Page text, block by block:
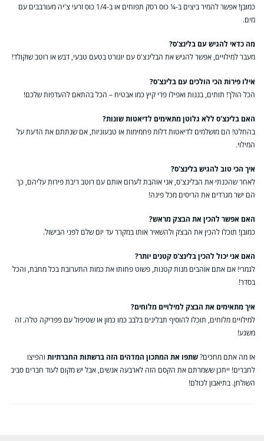
כמובן! אפשר להמיר ביצים ב-¼ כוס רסק תפוחים או ב-1/4 כוס זרעי צ'יה מעורבבים עם
מים.
מה כדאי להגיש עם בלינצ'ס?
מעבר למילויים, אפשר להגיש את הבלינצ'ס עם יוגורט בטעם טבעי, דבש או רוטב שוקולד!
אילו פירות הכי הולכים עם בלינצ'ס?
הכל הולך! תותים, בננות ואפילו פרי קיץ כמו אבטיח – הכל בהתאם להעדפות שלכם!
האם בלינצ'ס ללא גלוטן מתאימים לדיאטות שונות?
בהחלט! הם מושלמים לדיאטות דלות פחמימות או טבעוניות, אם שנתתם את הדעת על
המילוי.
איך הכי טוב להגיש בלינצ'ס?
לאחר שהכנתי את הבלינצ'ס, אני אוהבת לערום אותם עם רוטב ריבת פירות עליהם, כך
הם ישר מגרדים את הריסים מכל פינה!
האם אפשר להכין את הבצק מראש?
כמובן! תוכלו להכין את הבצק ולהשאיר אותו במקרר עד יום שלם לפני הבישול.
האם אני יכול להכין בלינצ'ס קטנים יותר?
לגמרי! אם אתם אוהבים מנות קטנות, פשוט פחותו את כמות התערובת בכל מחבת, והכל
בסדר!
איך מתאימים את הבצק למילויים מלוחים?
למילויים מלוחים, תוכלו להוסיף תבלינים בלבב כמו כמון או שטיפול עם פפריקה טלה. זה
משגע!
אז מה אתם מחכים?שתפו את המתכון המדהים הזה ברשתות החברתיות והפיצו
לחברים! ייתכן ששמרתם את הקסם הזה לארבעה אנשים, אבל יש מקום לעוד חברים סביב
השולחן. בתיאבון לכולם!